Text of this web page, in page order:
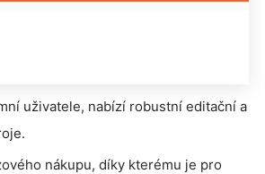
uživatele, nabízí robustní editační a
nákupu, díky kterému je pro